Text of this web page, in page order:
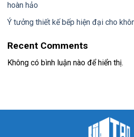
hoàn hảo
Ý tưởng thiết kế bếp hiện đại cho
Recent Comments
Không có bình luận nào để hiển thị.